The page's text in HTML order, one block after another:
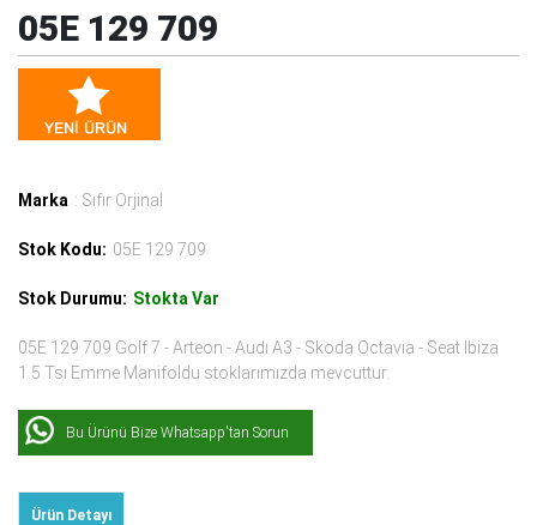
05E 129 709
Marka : Sıfır Orjinal
Stok Kodu: 05E 129 709
Stok Durumu: Stokta Var
05E 129 709 Golf 7 - Arteon - Audı A3 - Skoda Octavia - Seat Ibiza
1.5 Tsı Emme Manifoldu stoklarımızda mevcuttur.
Bu Ürünü Bize Whatsapp'tan Sorun
Ürün Detayı